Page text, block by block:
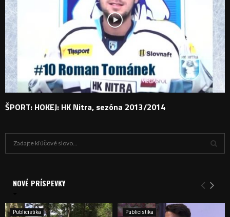
ŠPORT: HOKEJ: HK Nitra, sezóna 2013/2014
i
e
Y
H
NOVÉ PRÍSPEVKY
Publicistika Publicistika